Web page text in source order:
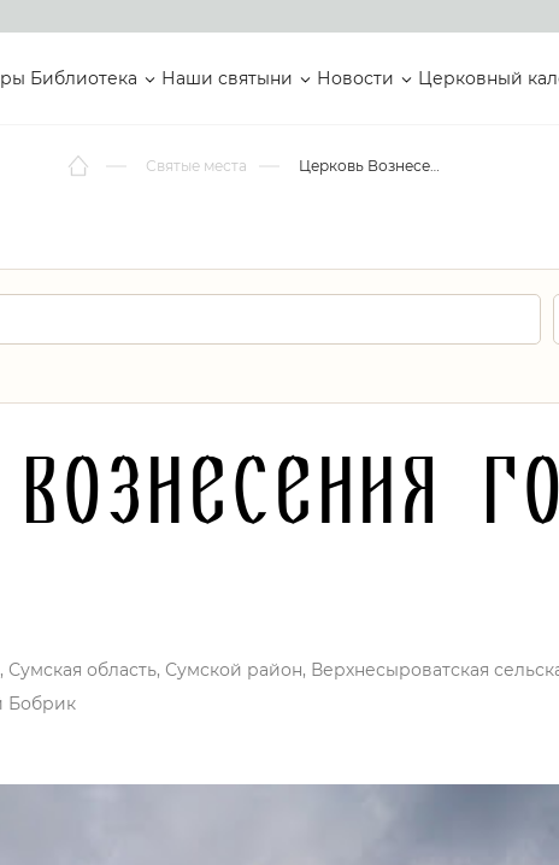
Библиотека Наши святыни Новости Церковный
Святые места Церковь Вознесения Господня
Сумская область, Сумской район, Верхнесыроватская
Бобрик